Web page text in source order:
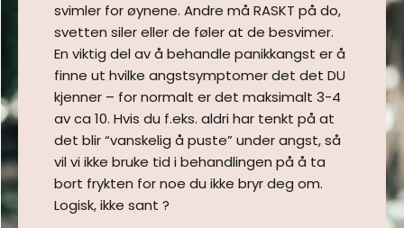
svimler for øynene. Andre må RASKT på do,
svetten siler eller de føler at de besvimer.
En viktig del av å behandle panikkangst er å
finne ut hvilke angstsymptomer det det DU
kjenner – for normalt er det maksimalt 3-4
av ca 10. Hvis du f.eks. aldri har tenkt på at
det blir “vanskelig å puste” under angst, så
vil vi ikke bruke tid i behandlingen på å ta
bort frykten for noe du ikke bryr deg om.
Logisk, ikke sant ?